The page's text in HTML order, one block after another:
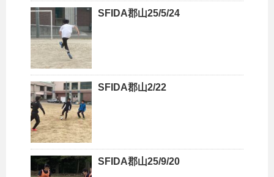
SFIDA郡山25/5/24
SFIDA郡山2/22
SFIDA郡山25/9/20